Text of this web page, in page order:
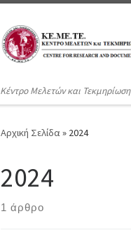
Κέντρο Μελετών και
Αρχική Σελίδα» 2024
2024
1 άρθρο